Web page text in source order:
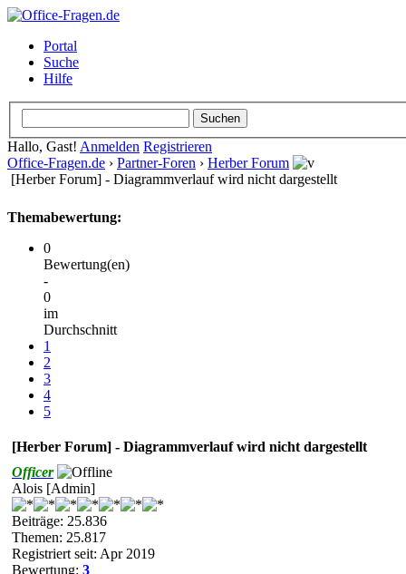
Portal
Suche
Hilfe
Hallo, Gast! Anmelden Registrieren
Office-Fragen.de › Partner-Foren › Herber Forum
[Herber Forum] - Diagrammverlauf wird nicht dargestellt
Themabewertung:
0
Bewertung(en)
-
0
im
Durchschnitt
1
2
3
4
5
[Herber Forum] - Diagrammverlauf wird nicht dargestellt
Officer
Alois [Admin]
Beiträge: 25.836
Themen: 25.817
Registriert seit: Apr 2019
Bewertung: 3